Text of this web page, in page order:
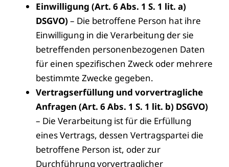
Einwilligung (Art. 6 Abs. 1 S. 1 lit. a)
DSGVO) – Die betroffene Person hat ihre
Einwilligung in die Verarbeitung der sie
betreffenden personenbezogenen Daten
für einen spezifischen Zweck oder mehrere
bestimmte Zwecke gegeben.
Vertragserfüllung und vorvertragliche
Anfragen (Art. 6 Abs. 1 S. 1 lit. b) DSGVO)
– Die Verarbeitung ist für die Erfüllung
eines Vertrags, dessen Vertragspartei die
betroffene Person ist, oder zur
Durchführung vorvertraglicher